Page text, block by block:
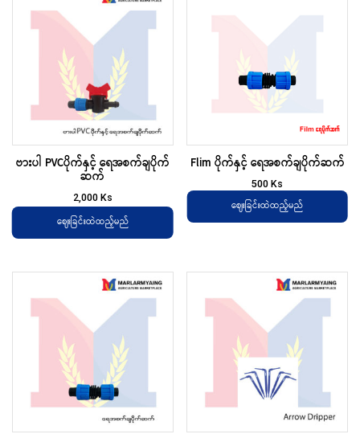
ဗားပါ PVCပိုက်နှင့် ရေအစက်ချပိုက်
ဆက်
2,000 Ks
ဈေးခြင်းထဲထည့်မည်
Flim ပိုက်နှင့် ရေအစက်ချပိုက်ဆက်
500Ks
ဈေးခြင်းထဲထည့်မည်